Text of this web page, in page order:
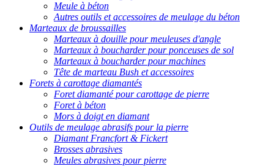
Meule à béton
Autres outils et accessoires de meulage du béton
Marteaux de broussailles
Marteaux à douille pour meuleuses d'angle
Marteaux à boucharder pour ponceuses de sol
Marteaux à boucharder pour machines
Tête de marteau Bush et accessoires
Forets à carottage diamantés
Foret diamanté pour carottage de pierre
Foret à béton
Mors à doigt en diamant
Outils de meulage abrasifs pour la pierre
Diamant Francfort & Fickert
Brosses abrasives
Meules abrasives pour pierre